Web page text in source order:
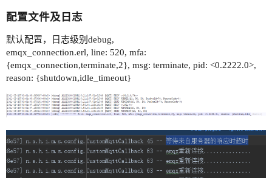
配置文件及日志
默认配置，日志级别debug,
emqx_connection.erl, line: 520, mfa:
{emqx_connection,terminate,2}, msg: terminate, pid: <0.2222.0>,
reason: {shutdown,idle_timeout}